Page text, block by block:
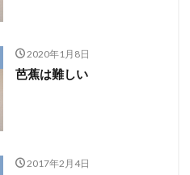
2020年1月8日
芭蕉は難しい
2017年2月4日